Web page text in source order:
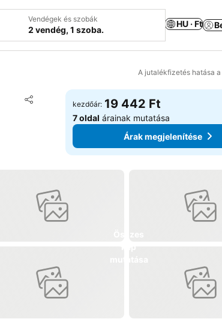
Vendégek és szobák
2 vendég, 1 szoba.
HU · Ft
A jutalékfizetés hatása
Megosztás
Hozzáadás a kedvencekhez
kezdőár: 19 442 Ft
7 oldal árainak mutatása
Árak megjelenítése